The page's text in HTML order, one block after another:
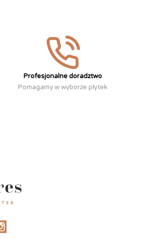
Profesjonalne doradztwo
Pomagamy w wyborze płytek